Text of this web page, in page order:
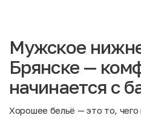
Мужское
Брянске —
начинается с
Хорошее бельё — это то, чего